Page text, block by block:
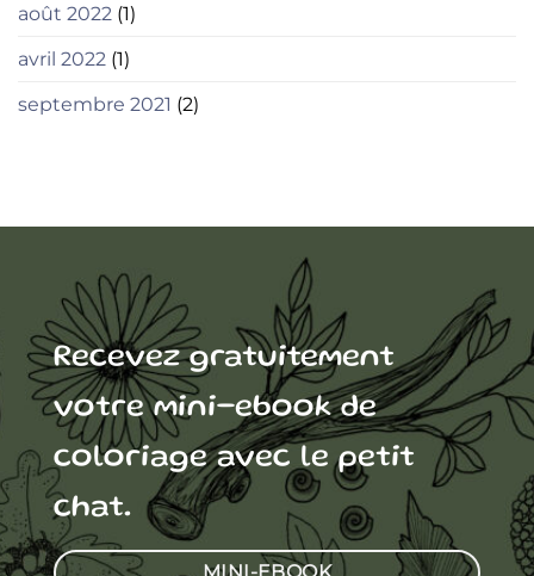
août 2022 (1)
avril 2022 (1)
septembre 2021 (2)
Recevez gratuitement
votre mini-ebook de
coloriage avec le petit
chat.